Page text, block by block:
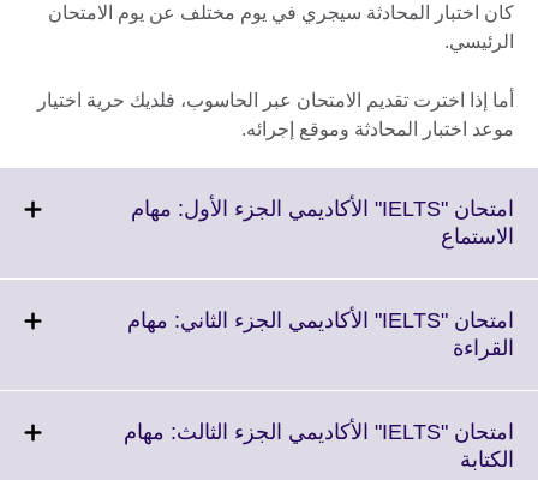
كان اختبار المحادثة سيجري في يوم مختلف عن يوم الامتحان
الرئيسي.
أما إذا اخترت تقديم الامتحان عبر الحاسوب، فلديك حرية اختيار
موعد اختبار المحادثة وموقع إجرائه.
امتحان "IELTS" الأكاديمي الجزء الأول: مهام
الاستماع
More امتحان "IELTS" الأكاديمي الجزء الثاني: مهام
القراءة
More
امتحان "IELTS" الأكاديمي الجزء الثالث: مهام
الكتابة